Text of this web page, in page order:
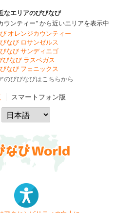
なエリアのびびなび
ウンティー" から近いエリアを表示中
オレンジカウンティー
なび ロサンゼルス
なび サンディエゴ
びなび ラスベガス
なび フェニックス
のびびなびはこちらから
スマートフォン版